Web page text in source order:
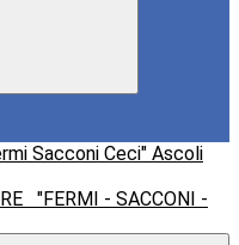
"FERMI - SACCONI -